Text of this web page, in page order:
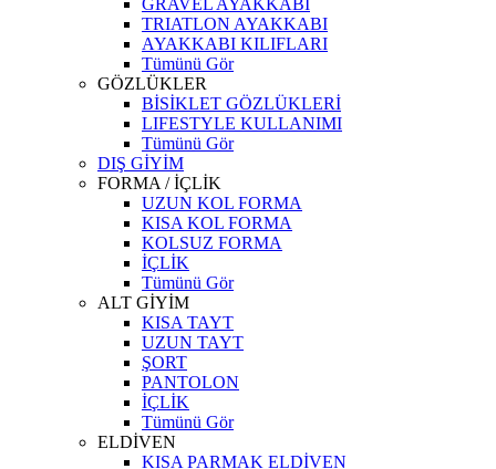
GRAVEL AYAKKABI
TRIATLON AYAKKABI
AYAKKABI KILIFLARI
Tümünü Gör
GÖZLÜKLER
BİSİKLET GÖZLÜKLERİ
LIFESTYLE KULLANIMI
Tümünü Gör
DIŞ GİYİM
FORMA / İÇLİK
UZUN KOL FORMA
KISA KOL FORMA
KOLSUZ FORMA
İÇLİK
Tümünü Gör
ALT GİYİM
KISA TAYT
UZUN TAYT
ŞORT
PANTOLON
İÇLİK
Tümünü Gör
ELDİVEN
KISA PARMAK ELDİVEN